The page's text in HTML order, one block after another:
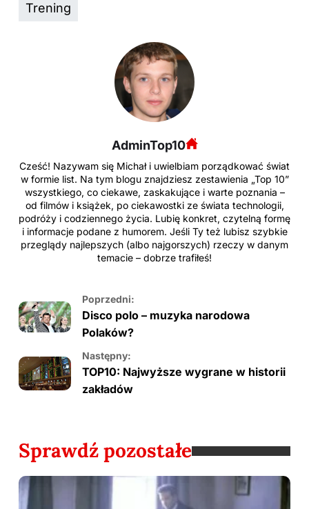
Trening
AdminTop10
Cześć! Nazywam się Michał i uwielbiam porządkować świat
w formie list. Na tym blogu znajdziesz zestawienia „Top 10”
wszystkiego, co ciekawe, zaskakujące i warte poznania –
od filmów i książek, po ciekawostki ze świata technologii,
podróży i codziennego życia. Lubię konkret, czytelną formę
i informacje podane z humorem. Jeśli Ty też lubisz szybkie
przeglądy najlepszych (albo najgorszych) rzeczy w danym
temacie – dobrze trafiłeś!
Poprzedni:
Disco polo – muzyka narodowa
Polaków?
Następny:
TOP10: Najwyższe wygrane w historii
zakładów
Sprawdź pozostałe